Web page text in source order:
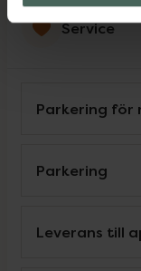
Service
Parkering för
Parkering
Leverans till